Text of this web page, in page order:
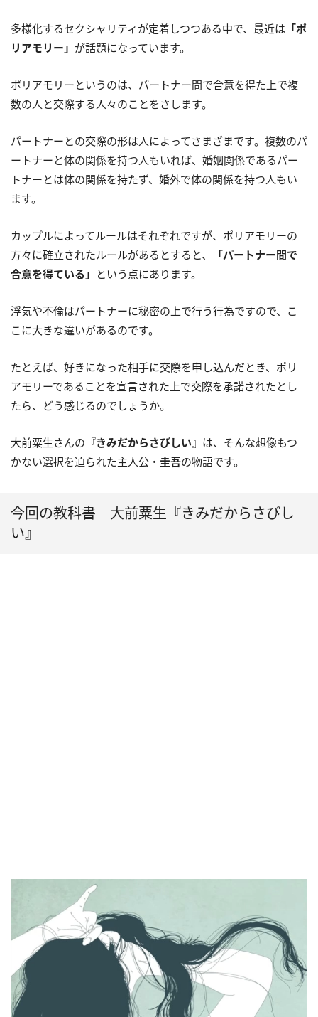
多様化するセクシャリティが定着しつつある中で、最近は 「ポ
リアモリー」 が話題になっています。
ポリアモリーというのは、パートナー間で合意を得た上で複
数の人と交際する人々のことをさします。
パートナーとの交際の形は人によってさまざまです。複数のパ
ートナーと体の関係を持つ人もいれば、婚姻関係であるパー
トナーとは体の関係を持たず、婚外で体の関係を持つ人もい
ます。
カップルによってルールはそれぞれですが、ポリアモリーの
方々に確立されたルールがあるとすると、
「パートナー間で
合意を得ている」 という点にあります。
浮気や不倫はパートナーに秘密の上で行う行為ですので、こ
こに大きな違いがあるのです。
たとえば、好きになった相手に交際を申し込んだとき、ポリ
アモリーであることを宣言された上で交際を承諾されたとし
たら、どう感じるのでしょうか。
大前粟生さんの『きみだからさびしい』は、そんな想像もつ
かない選択を迫られた主人公・ 圭吾の物語です。
今回の教科書 大前粟生『きみだからさびし
い』